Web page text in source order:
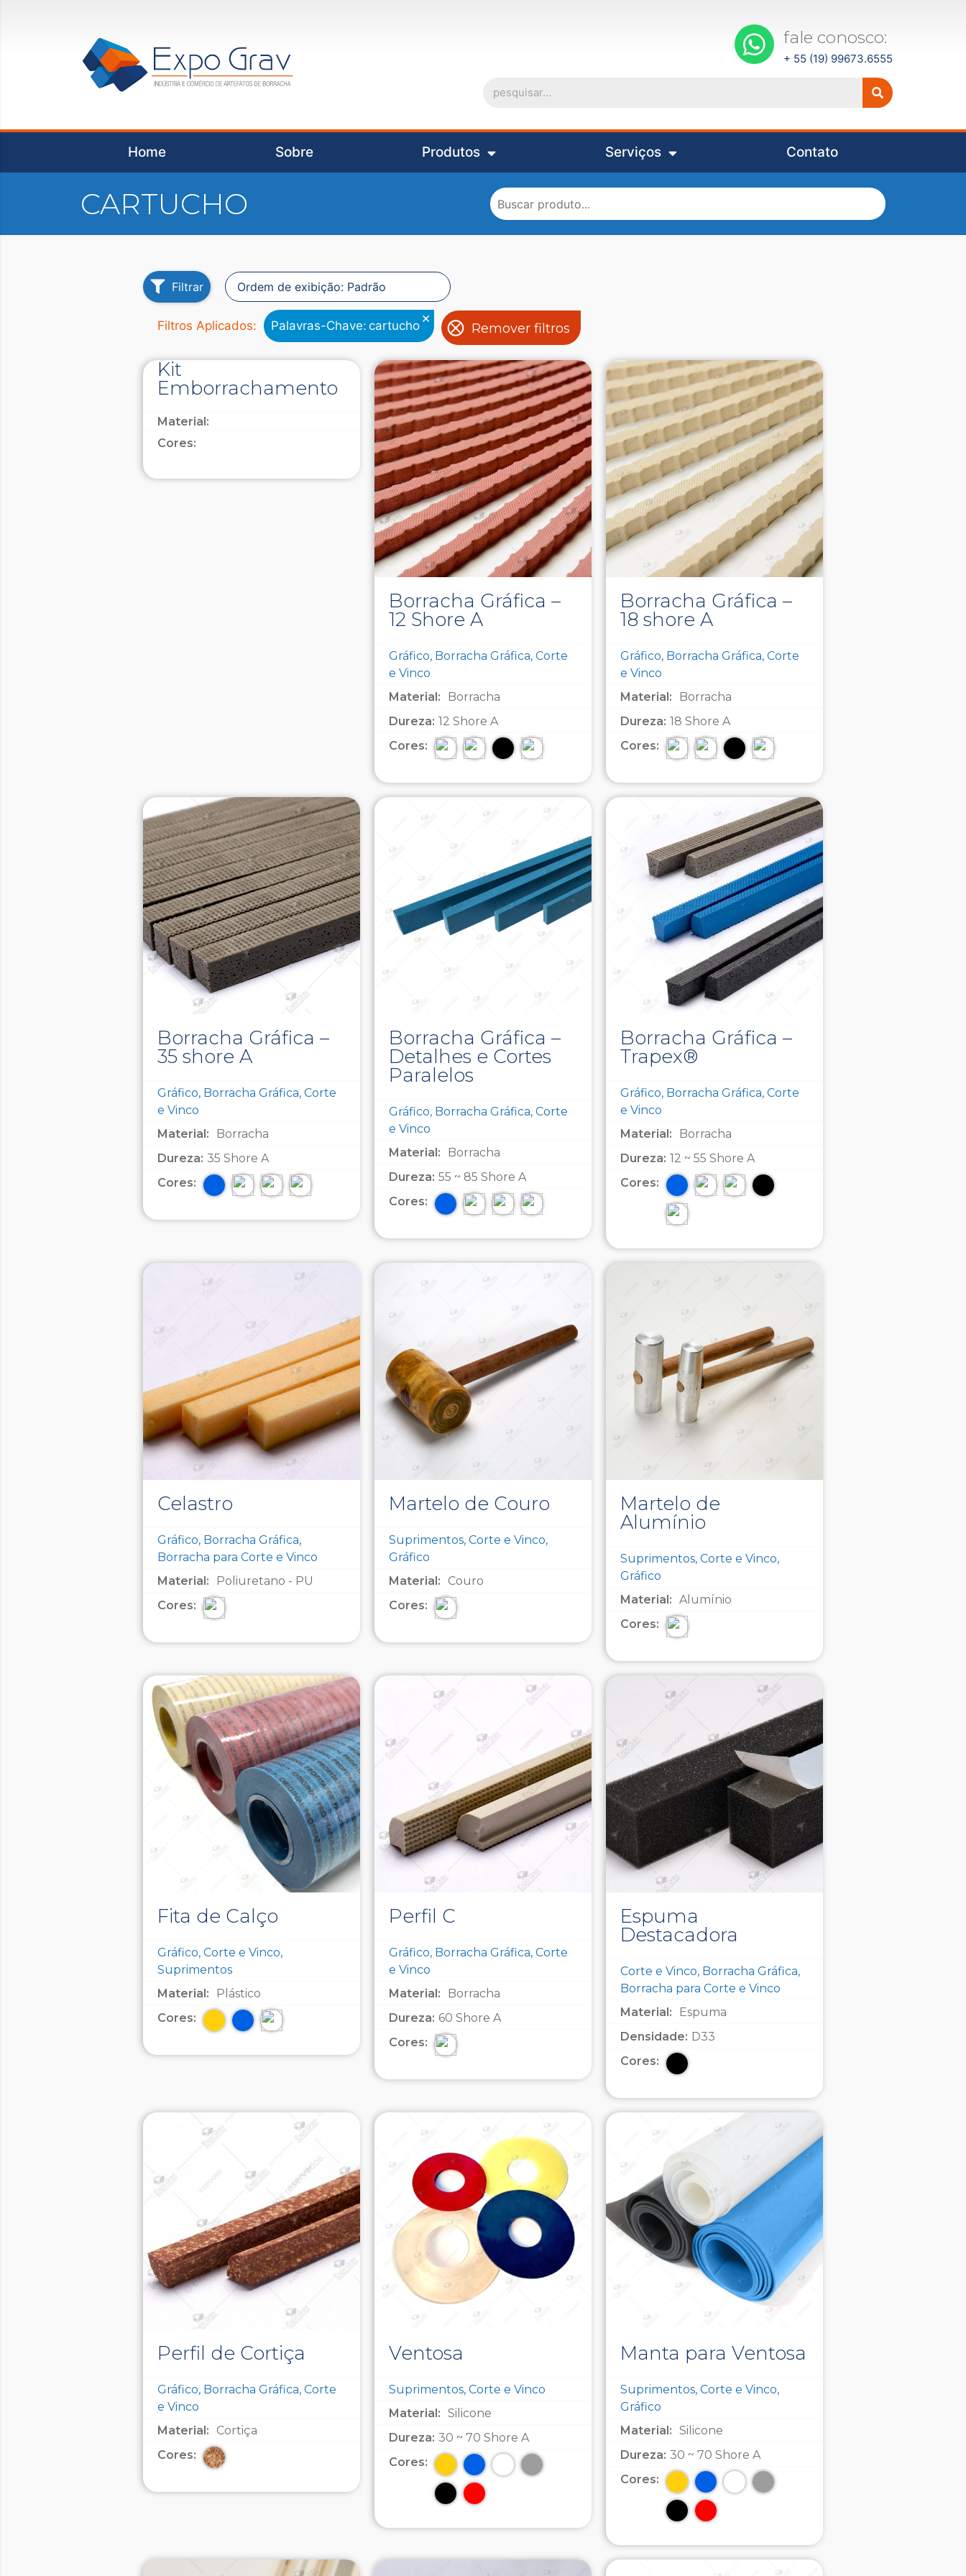
fale conosco:
+ 55 (19) 99673.6555
Home Sobre Produtos Serviços Contato
CARTUCHO
Filtrar
Filtros Aplicados: Palavras-Chave: cartucho ×
Remover filtros
Kit
Emborrachamento
Material:
Cores:
Borracha Gráfica –
12 Shore A
Gráfico, Borracha Gráfica, Corte
e Vinco
Material:
Borracha
Dureza: 12 Shore A
Cores:
Borracha Gráfica –
18 shore A
Gráfico, Borracha Gráfica, Corte
e Vinco
Material:
Borracha
Dureza: 18 Shore A
Cores:
Borracha Gráfica –
35 shore A
Gráfico, Borracha Gráfica, Corte
e Vinco
Material:
Borracha
Dureza: 35 Shore A
Cores:
Borracha Gráfica –
Detalhes e Cortes
Paralelos
Gráfico, Borracha Gráfica, Corte
e Vinco
Material:
Borracha
Dureza: 55 ~ 85 Shore A
Cores:
Borracha Gráfica –
Trapex®
Gráfico, Borracha Gráfica, Corte
e Vinco
Material:
Borracha
Dureza: 12 ~ 55 Shore A
Cores:
Celastro
Gráfico, Borracha Gráfica,
Borracha para Corte e Vinco
Material:
Poliuretano - PU
Cores:
Martelo de Couro
Suprimentos, Corte e Vinco,
Gráfico
Material:
Couro
Cores:
Martelo de
Alumínio
Suprimentos, Corte e Vinco,
Gráfico
Material: Alumínio
Cores:
Fita de Calço
Gráfico, Corte e Vinco,
Suprimentos
Material:
Plástico
Cores:
Perfil C
Gráfico, Borracha Gráfica, Corte
e Vinco
Material:
Borracha
Dureza: 60 Shore A
Cores:
Espuma
Destacadora
Corte e Vinco, Borracha Gráfica,
Borracha para Corte e Vinco
Material:
Espuma
Densidade: D33
Cores:
Perfil de Cortiça
Gráfico, Borracha Gráfica, Corte
e Vinco
Material:
Cortiça
Cores:
Ventosa
Suprimentos, Corte e Vinco
Material: Silicone
Dureza: 30 ~ 70 Shore A
Cores:
Manta para Ventosa
Suprimentos, Corte e Vinco,
Gráfico
Material: Silicone
Dureza: 30 ~ 70 Shore A
Cores: